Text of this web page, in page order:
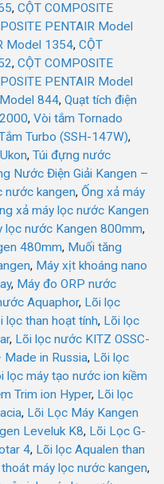
, CỘT COMPOSITE
PENTAIR Model
Model 1354, CỘT
, CỘT COMPOSITE
PENTAIR Model
Model 844, Quạt tích điện
, Vòi tắm Tornado
Turbo (SSH-147W),
, Túi đựng nước
Nước Điện Giải Kangen –
nước kangen, Ống xả máy
xả máy lọc nước Kangen
lọc nước Kangen 800mm,
480mm, Muối tăng
, Máy xịt khoáng nano
, Máy đo ORP nước
Aquaphor, Lõi lọc
lọc than hoạt tính, Lõi lọc
, Lõi lọc nước KITZ OSSC-
Made in Russia, Lõi lọc
lọc máy tạo nước ion kiềm
Trim ion Hyper, Lõi lọc
, Lõi Lọc Máy Kangen
Leveluk K8, Lõi Lọc G-
4, Lõi lọc Aqualen than
máy lọc nước kangen,